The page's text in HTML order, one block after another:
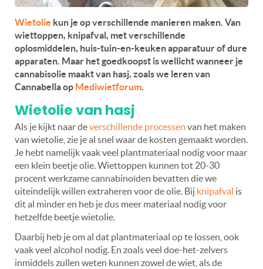
Wietolie kun je op verschillende manieren maken. Van
wiettoppen, knipafval, met verschillende
oplosmiddelen, huis-tuin-en-keuken apparatuur of dure
apparaten. Maar het goedkoopst is wellicht wanneer je
cannabisolie maakt van hasj, zoals we leren van
Cannabella op Mediwietforum.
Wietolie van hasj
Als je kijkt naar deverschillende processen van het maken
van wietolie, zie je al snel waar de kosten gemaakt worden.
Je hebt namelijk vaak veel plantmateriaal nodig voor maar
een klein beetje olie. Wiettoppen kunnen tot 20-30
procent werkzame cannabinoïden bevatten die we
uiteindelijk willen extraheren voor de olie. Bij knipafval is
dit al minder en heb je dus meer materiaal nodig voor
hetzelfde beetje wietolie.
Daarbij heb je om al dat plantmateriaal op te lossen, ook
vaak veel alcohol nodig. En zoals veel doe-het-zelvers
inmiddels zullen weten kunnen zowel de wiet, als de